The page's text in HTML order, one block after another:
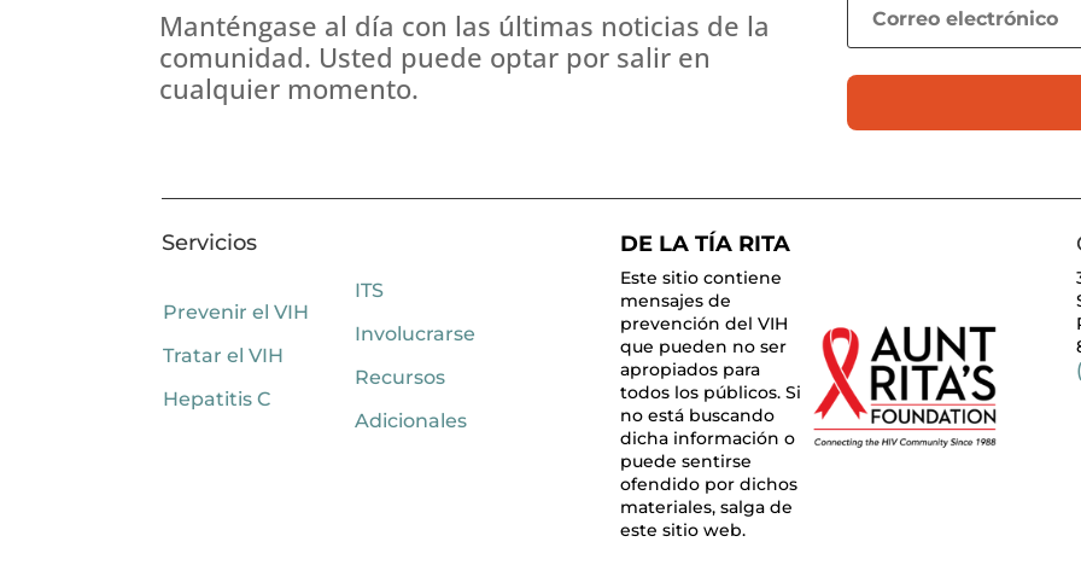
Manténgase al día con las últimas noticias de la
comunidad. Usted puede optar por salir en
cualquier momento.
Servicios
Prevenir el VIH
Tratar el VIH
Hepatitis C
ITS
Involucrarse
Recursos
Adicionales
DE LA TÍA RITA
Este sitio contiene
mensajes de
prevención del VIH
que pueden no ser
apropiados para
todos los públicos. Si
no está buscando
dicha información o
puede sentirse
ofendido por dichos
materiales, salga de
este sitio web.